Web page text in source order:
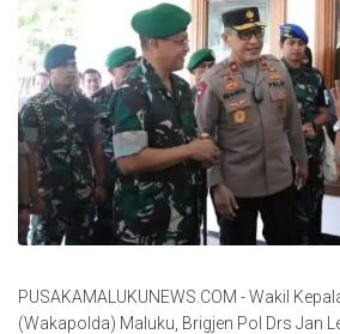
PUSAKAMALUKUNEWS.COM - Wakil
(Wakapolda) Maluku, Brigjen Pol Drs Jan